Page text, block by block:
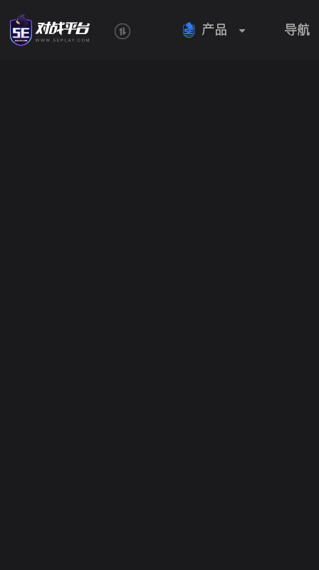
 产品 导航